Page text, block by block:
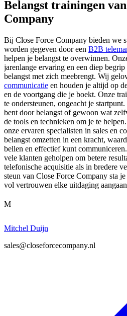
Belangst trainingen
Company
Bij Close Force Company bieden we
worden gegeven door een B2B
helpen je belangst te overwinnen.
jarenlange ervaring en een diep
belangst met zich meebrengt. Wij
communicatie en houden je altijd op
en de voortgang die je boekt. Onze
te ondersteunen, ongeacht je
bent door belangst of gewoon wat
de tools en technieken om je te
onze ervaren specialisten in sales en
belangst omzetten in een kracht,
bellen en effectief kunt
vele klanten geholpen om betere
telefonische acquisitie als in bredere
steun van Close Force Company sta
vol vertrouwen elke uitdaging
M
Mitchel Duijn
sales@closeforcecompany.nl